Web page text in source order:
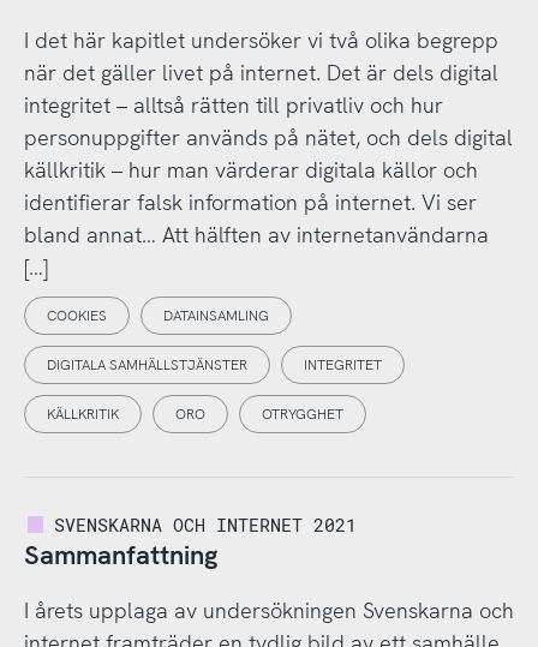
I det här kapitlet undersöker vi två olika begrepp
när det gäller livet på internet. Det är dels digital
integritet – alltså rätten till privatliv och hur
personuppgifter används på nätet, och dels digital
källkritik – hur man värderar digitala källor och
identifierar falsk information på internet. Vi ser
bland annat… Att hälften av internetanvändarna
[…]
COOKIES DATAINSAMLING
DIGITALA SAMHÄLLSTJÄNSTER INTEGRITET
KÄLLKRITIK ORO OTRYGGHET
SVENSKARNA OCH INTERNET 2021
Sammanfattning
I årets upplaga av undersökningen Svenskarna och